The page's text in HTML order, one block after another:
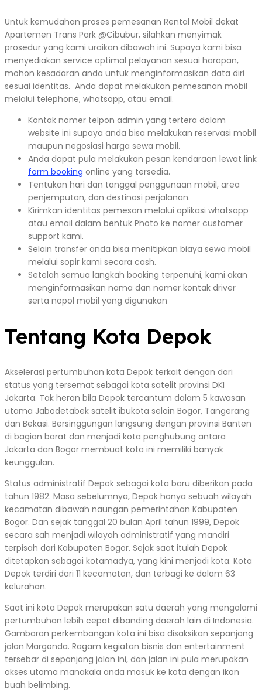
Untuk kemudahan proses pemesanan Rental Mobil dekat
Apartemen Trans Park @Cibubur, silahkan menyimak
prosedur yang kami uraikan dibawah ini. Supaya kami bisa
menyediakan service optimal pelayanan sesuai harapan,
mohon kesadaran anda untuk menginformasikan data diri
sesuai identitas. Anda dapat melakukan pemesanan mobil
melalui telephone, whatsapp, atau email.
Kontak nomer telpon admin yang tertera dalam
website ini supaya anda bisa melakukan reservasi mobil
maupun negosiasi harga sewa mobil.
Anda dapat pula melakukan pesan kendaraan lewat link
form booking online yang tersedia.
Tentukan hari dan tanggal penggunaan mobil, area
penjemputan, dan destinasi perjalanan.
Kirimkan identitas pemesan melalui aplikasi whatsapp
atau email dalam bentuk Photo ke nomer customer
support kami.
Selain transfer anda bisa menitipkan biaya sewa mobil
melalui sopir kami secara cash.
Setelah semua langkah booking terpenuhi, kami akan
menginformasikan nama dan nomer kontak driver
serta nopol mobil yang digunakan
Tentang Kota Depok
Akselerasi pertumbuhan kota Depok terkait dengan dari
status yang tersemat sebagai kota satelit provinsi DKI
Jakarta. Tak heran bila Depok tercantum dalam 5 kawasan
utama Jabodetabek satelit ibukota selain Bogor, Tangerang
dan Bekasi. Bersinggungan langsung dengan provinsi Banten
di bagian barat dan menjadi kota penghubung antara
Jakarta dan Bogor membuat kota ini memiliki banyak
keunggulan.
Status administratif Depok sebagai kota baru diberikan pada
tahun 1982. Masa sebelumnya, Depok hanya sebuah wilayah
kecamatan dibawah naungan pemerintahan Kabupaten
Bogor. Dan sejak tanggal 20 bulan April tahun 1999, Depok
secara sah menjadi wilayah administratif yang mandiri
terpisah dari Kabupaten Bogor. Sejak saat itulah Depok
ditetapkan sebagai kotamadya, yang kini menjadi kota. Kota
Depok terdiri dari 11 kecamatan, dan terbagi ke dalam 63
kelurahan.
Saat ini kota Depok merupakan satu daerah yang mengalami
pertumbuhan lebih cepat dibanding daerah lain di Indonesia.
Gambaran perkembangan kota ini bisa disaksikan sepanjang
jalan Margonda. Ragam kegiatan bisnis dan entertainment
tersebar di sepanjang jalan ini, dan jalan ini pula merupakan
akses utama manakala anda masuk ke kota dengan ikon
buah belimbing.